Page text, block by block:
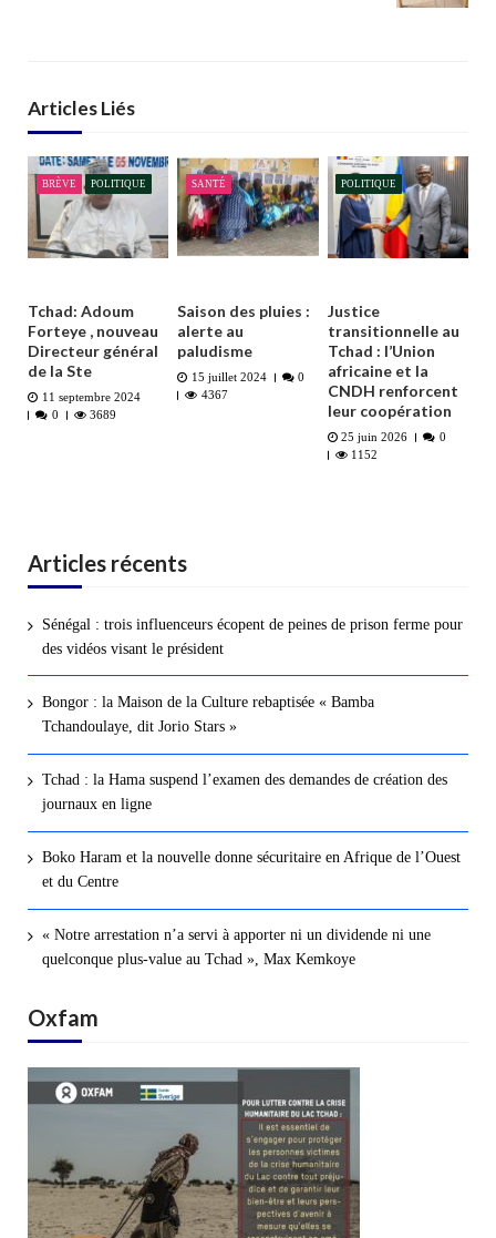
Articles Liés
BRÈVE POLITIQUE
Tchad: Adoum
Forteye , nouveau
Directeur général
de la Ste
11 septembre 2024
0
3689
SANTÉ
Saison des pluies :
alerte au
paludisme
15 juillet 2024
0
4367
POLITIQUE
Justice
transitionnelle au
Tchad : l’Union
africaine et la
CNDH renforcent
leur coopération
25 juin 2026
0
1152
Articles récents
Sénégal : trois influenceurs écopent de peines de prison ferme pour
des vidéos visant le président
Bongor : la Maison de la Culture rebaptisée « Bamba
Tchandoulaye, dit Jorio Stars »
Tchad : la Hama suspend l’examen des demandes de création des
journaux en ligne
Boko Haram et la nouvelle donne sécuritaire en Afrique de l’Ouest
et du Centre
« Notre arrestation n’a servi à apporter ni un dividende ni une
quelconque plus-value au Tchad », Max Kemkoye
Oxfam